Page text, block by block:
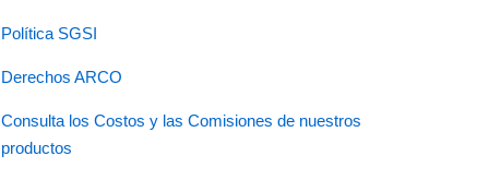
Política SGSI
Derechos ARCO
Consulta los Costos y las Comisiones de nuestros
productos